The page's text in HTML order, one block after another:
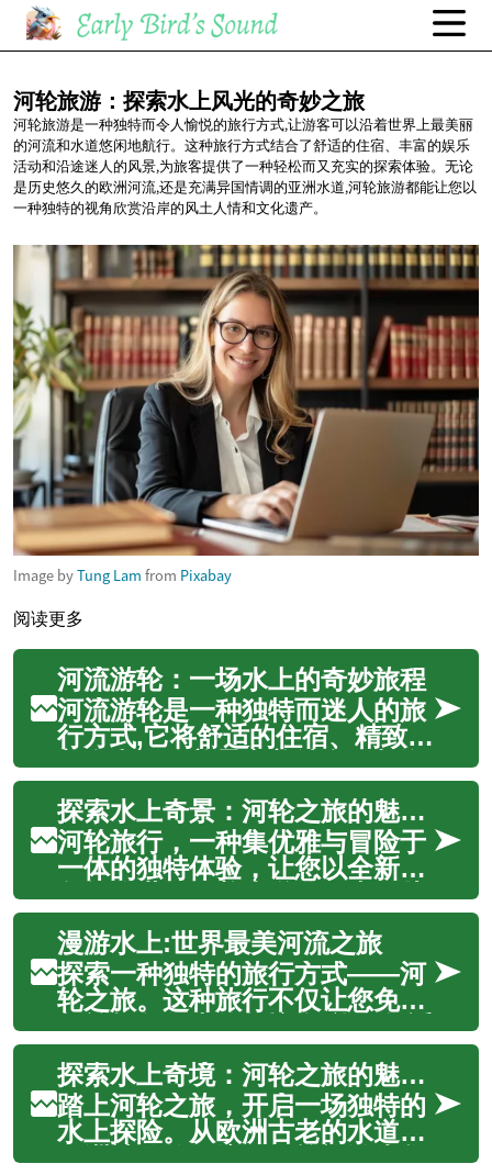
河轮旅游：探索水上风光的奇妙之旅
河轮旅游是一种独特而令人愉悦的旅行方式,让游客可以沿着世界上最美丽
的河流和水道悠闲地航行。这种旅行方式结合了舒适的住宿、丰富的娱乐
活动和沿途迷人的风景,为旅客提供了一种轻松而又充实的探索体验。无论
是历史悠久的欧洲河流,还是充满异国情调的亚洲水道,河轮旅游都能让您以
一种独特的视角欣赏沿岸的风土人情和文化遗产。
Image byTung Lam from Pixabay
阅读更多
河流游轮：一场水上的奇妙旅程
河流游轮是一种独特而迷人的旅
行方式,它将舒适的住宿、精致的
美食和沿途美景完美结合。与海
洋邮轮不同,河流游轮可以深入内
陆,让游客以轻松优雅的方式探索
世界上一些最令人惊叹的河流和
城市。 河流游轮是专门设计用于
在河流和内陆水道上航行的小型
邮...
探索水上奇景：河轮之旅的魅力与选择
河轮旅行，一种集优雅与冒险于
一体的独特体验，让您以全新视
角领略世界最美水道的风光。从
欧洲古老运河到亚洲神秘河流，
河轮之旅为您打开一扇通往文
化、历史和自然奇观的窗户。本
文将带您深入了解如何选择最适
合的河轮旅程，比较不同公司的
服务与价格，...
漫游水上:世界最美河流之旅
探索一种独特的旅行方式——河
轮之旅。这种旅行不仅让您免去
频繁打包行李的烦恼,还能在舒适
的环境中欣赏沿岸风光。从欧洲
的多瑙河到亚洲的湄公河,再到美
洲的密西西比河,每条河流都有其
独特的魅力。河轮旅行将舒适与
冒险完美结合,让您在豪华船舱中
探索水上奇境：河轮之旅的魅力与精髓
踏上河轮之旅，开启一场独特的
水上探险。从欧洲古老的水道到
亚洲神秘的河流，河轮旅游为您